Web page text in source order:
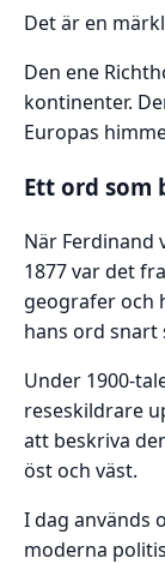
Det är en
Den ene
kontinenter.
Europas
Ett ord som
När Ferdinand
1877 var det
geografer och
hans ord snart
Under 1900-
reseskildrare
att beskriva
öst och väst.
I dag används
moderna